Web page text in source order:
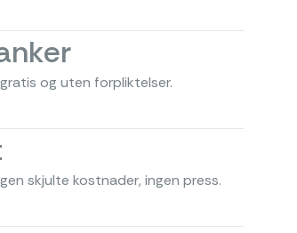
og uten forpliktelser.
skjulte kostnader, ingen press.